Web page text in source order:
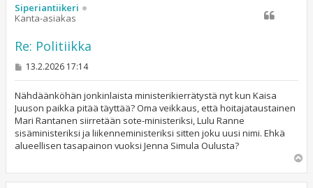
Siperiantiikeri
Kanta-asiakas
Re: Politiikka
V
s
t
i
13.2.2026 17:14
Nähdäänköhän jonkinlaista ministerikierrätystä nyt kun Kaisa
Juuson paikka pitää täyttää? Oma veikkaus, että hoitajataustainen
Mari Rantanen siirretään sote-ministeriksi, Lulu Ranne
sisäministeriksi ja liikenneministeriksi sitten joku uusi nimi. Ehkä
alueellisen tasapainon vuoksi Jenna Simula Oulusta?
ö